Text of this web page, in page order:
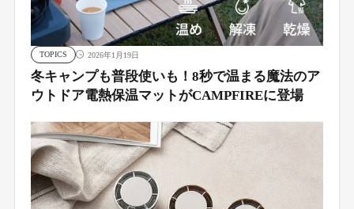
TOPICS 2026年1月19日
冬キャンプも普段使いも！8秒で温まる魔法のア
ウトドア電熱保温マットがCAMPFIREに登場